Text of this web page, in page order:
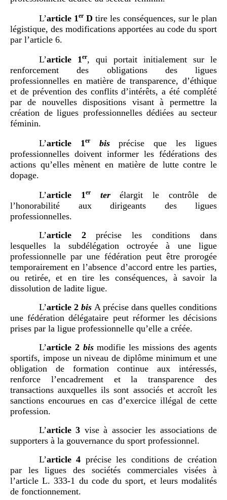
L’article 1er D tire les conséquences, sur le plan
légistique, des modifications apportées au code du sport
par l’article 6.
L’article 1er, qui portait initialement sur le
renforcement des obligations des ligues
professionnelles en matière de transparence, d’éthique
et de prévention des conflits d’intérêts, a été complété
par de nouvelles dispositions visant à permettre la
création de ligues professionnelles dédiées au secteur
féminin.
L’article 1er bisprécise que les ligues
professionnelles doivent informer les fédérations des
actions qu’elles mènent en matière de lutte contre le
dopage.
L’article 1er terélargit le contrôle de
l’honorabilité aux dirigeants des ligues
professionnelles.
L’article 2précise les conditions dans
lesquelles la subdélégation octroyée à une ligue
professionnelle par une fédération peut être prorogée
temporairement en l’absence d’accord entre les parties,
ou retirée, et en tire les conséquences, à savoir la
dissolution de ladite ligue.
L’article 2 bis A précise dans quelles conditions
une fédération délégataire peut réformer les décisions
prises par la ligue professionnelle qu’elle a créée.
L’article 2 bis modifie les missions des agents
sportifs, impose un niveau de diplôme minimum et une
obligation de formation continue aux intéressés,
renforce l’encadrement et la transparence des
transactions auxquelles ils sont associés et accroît les
sanctions encourues en cas d’exercice illégal de cette
profession.
L’article 3 vise à associer les associations de
supporters à la gouvernance du sport professionnel.
L’article 4 précise les conditions de création
par les ligues des sociétés commerciales visées à
l’article L. 333-1 du code du sport, et leurs modalités
de fonctionnement.